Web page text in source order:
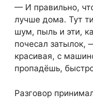
— И правильно,
лучше дома. Тут
шум, пыль и эти,
почесал
красивая, с
пропадёшь,
Разговор